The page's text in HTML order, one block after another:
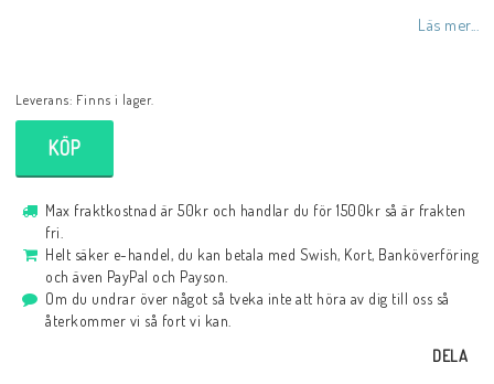
Läs mer...
Leverans: Finns i lager.
KÖP
Max fraktkostnad är 50kr och handlar du för 1500kr så är frakten
fri.
Helt säker e-handel, du kan betala med Swish, Kort, Banköverföring
och även PayPal och Payson.
Om du undrar över något så tveka inte att höra av dig till oss så
återkommer vi så fort vi kan.
DELA